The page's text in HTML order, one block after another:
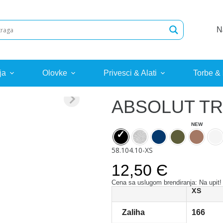
Olovke Privesci & Alati Torbe &
ABSOLUT
58.104.10-XS
12,50 Є
Cena sa uslugom brendiranja: Na upit!
XS
Zaliha 166